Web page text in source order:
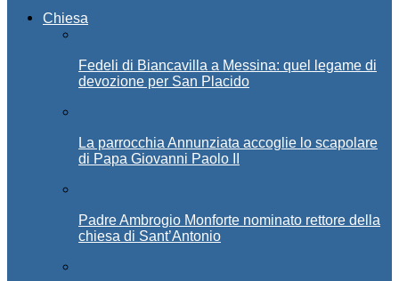
Chiesa
Fedeli di Biancavilla a Messina: quel legame di
devozione per San Placido
La parrocchia Annunziata accoglie lo scapolare
di Papa Giovanni Paolo II
Padre Ambrogio Monforte nominato rettore della
chiesa di Sant’Antonio